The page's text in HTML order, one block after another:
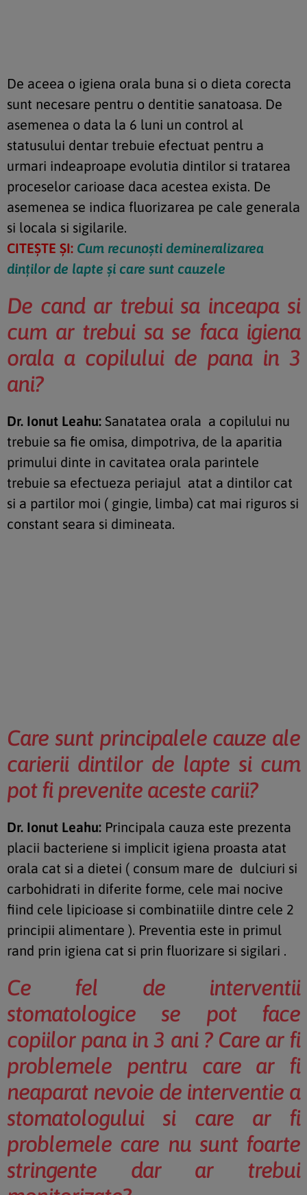
De aceea o igiena orala buna si o dieta corecta
sunt necesare pentru o dentitie sanatoasa. De
asemenea o data la 6 luni un control al
statusului dentar trebuie efectuat pentru a
urmari indeaproape evolutia dintilor si tratarea
proceselor carioase daca acestea exista. De
asemenea se indica fluorizarea pe cale generala
si locala si sigilarile.
CITEȘTE ȘI: Cum recunoști demineralizarea
dinților de lapte și care sunt cauzele
De cand ar trebui sa inceapa si
cum ar trebui sa se faca igiena
orala a copilului de pana in 3
ani?
Dr. Ionut Leahu: Sanatatea orala a copilului nu
trebuie sa fie omisa, dimpotriva, de la aparitia
primului dinte in cavitatea orala parintele
trebuie sa efectueza periajul atat a dintilor cat
si a partilor moi ( gingie, limba) cat mai riguros si
constant seara si dimineata.
Care sunt principalele cauze ale
carierii dintilor de lapte si cum
pot fi prevenite aceste carii?
Dr. Ionut Leahu: Principala cauza este prezenta
placii bacteriene si implicit igiena proasta atat
orala cat si a dietei ( consum mare de dulciuri si
carbohidrati in diferite forme, cele mai nocive
fiind cele lipicioase si combinatiile dintre cele 2
principii alimentare ). Preventia este in primul
rand prin igiena cat si prin fluorizare si sigilari .
Ce fel de interventii
stomatologice se pot face
copiilor pana in 3 ani ? Care ar fi
problemele pentru care ar fi
neaparat nevoie de interventie a
stomatologului si care ar fi
problemele care nu sunt foarte
stringente dar ar trebui